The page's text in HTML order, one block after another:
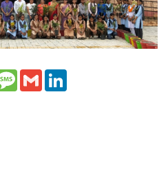
Message
Gmail